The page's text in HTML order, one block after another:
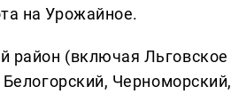
на Урожайное.
район (включая Льговское
Черноморский,